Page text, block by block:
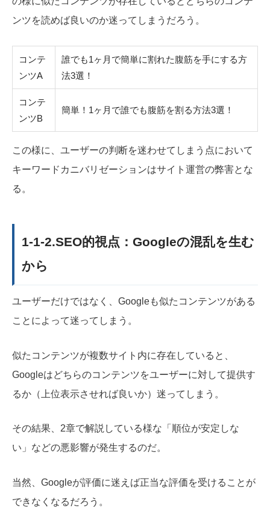
ンツを読めば良いのか迷ってしまうだろう。
コンテ
ンツA
誰でも1ヶ月で簡単に割れた腹筋を手にする方
法3選！
コンテ
ンツB
簡単！1ヶ月で誰でも腹筋を割る方法3選！
この様に、ユーザーの判断を迷わせてしまう点において
キーワードカニバリゼーションはサイト運営の弊害とな
る。
1-1-2.SEO的視点：Googleの混乱を生む
から
ユーザーだけではなく、Googleも似たコンテンツがある
ことによって迷ってしまう。
似たコンテンツが複数サイト内に存在していると、
Googleはどちらのコンテンツをユーザーに対して提供す
るか（上位表示させれば良いか）迷ってしまう。
その結果、2章で解説している様な「順位が安定しな
い」などの悪影響が発生するのだ。
当然、Googleが評価に迷えば正当な評価を受けることが
できなくなるだろう。